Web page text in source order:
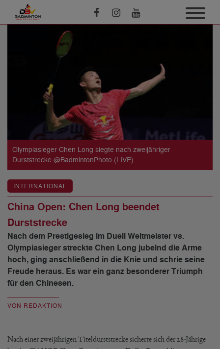
Olympiasieger Chen Long siegte nach zweijähriger
Durststrecke @BadmintonPhoto (LIVE)
INTERNATIONAL
China Open: Chen Long beendet
Durststrecke
Nach dem Prestigesieg im Duell Weltmeister vs.
Olympiasieger streckte Chen Long jubelnd die Arme
hoch, ging anschließend in die Knie und schrie seine
Freude heraus. Es war ein ganz besonderer Triumph
für den Chinesen.
VON REDAKTION
Nach einer zweijährigen Titeldurststrecke sicherte sich der 28-Jährige